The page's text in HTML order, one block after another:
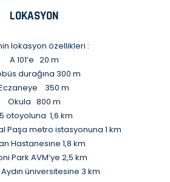
LOKASYON
lokasyon özellikleri :
A 101’e 20 m
durağına 300 m
350 m
Okula 800 m
otoyoluna 1,6 km
Paşa metro istasyonuna 1 km
Hastanesine 1,8 km
Park AVM’ye 2,5 km
üniversitesine 3 km